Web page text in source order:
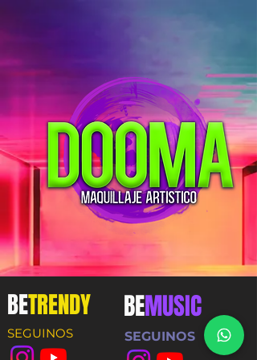
BETRENDY
SEGUINOS
BEMUSIC
SEGUINOS